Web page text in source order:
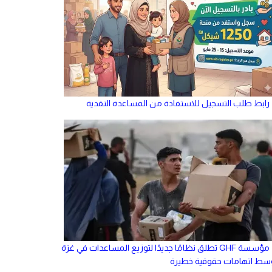
رابط طلب التسجيل للاستفادة من المساعدة النقدية
مؤسسة GHF تطلق نظامًا جديدًا لتوزيع المساعدات في غزة
اتهامات حقوقية خطيرة